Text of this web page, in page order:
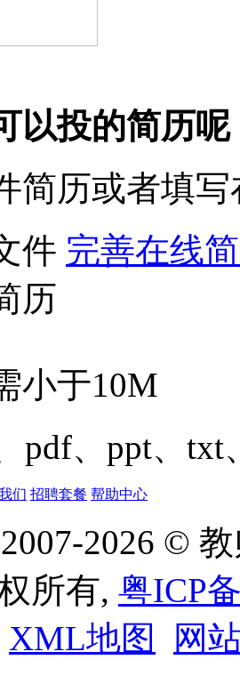
以投的简历呢
简历或者填
件 完善在线
历
小于10M
pdf、ppt、txt
们 招聘套餐 帮助中心
2026 ©
所有, 粤ICP
XML地图 网